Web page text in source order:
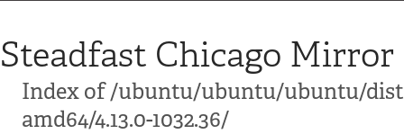
Steadfast Chicago Mirror
Index of /ubuntu/ubuntu/ubuntu/
amd64/4.13.0-1032.36/